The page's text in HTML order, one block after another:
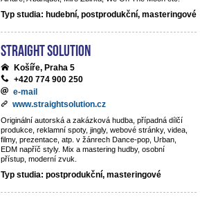
Typ studia: hudební, postprodukční, masteringové
Straight Solution
Košíře, Praha 5
+420 774 900 250
e-mail
www.straightsolution.cz
Originální autorská a zakázková hudba, případná dílčí
produkce, reklamní spoty, jingly, webové stránky, videa,
filmy, prezentace, atp. v žánrech Dance-pop, Urban,
EDM napříč styly. Mix a mastering hudby, osobní
přístup, moderní zvuk.
Typ studia: postprodukční, masteringové